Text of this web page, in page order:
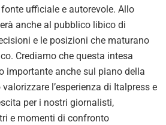
ufficiale e autorevole. Allo
anche al pubblico libico di
e le posizioni che maturano
Crediamo che questa intesa
importante anche sul piano della
l’esperienza di Italpress e
per i nostri giornalisti,
e momenti di confronto